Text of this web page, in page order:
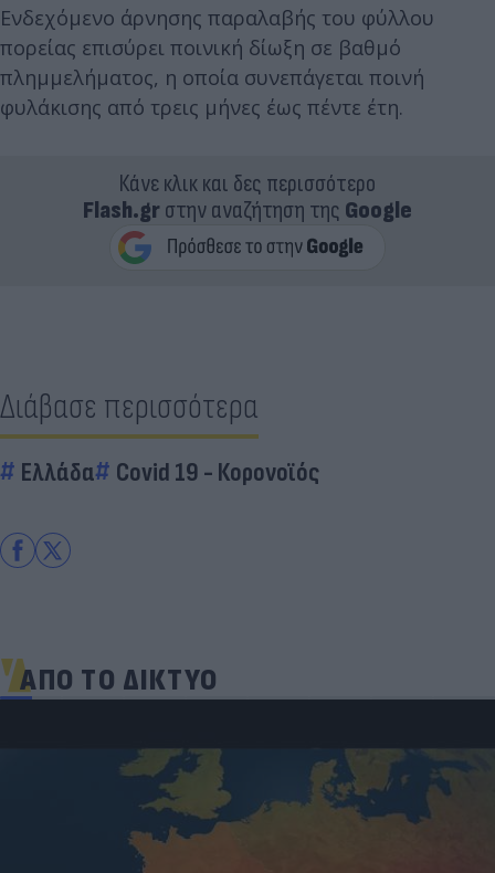
Ενδεχόμενο άρνησης παραλαβής του φύλλου
πορείας επισύρει ποινική δίωξη σε βαθμό
πλημμελήματος, η οποία συνεπάγεται ποινή
φυλάκισης από τρεις μήνες έως πέντε έτη.
Κάνε κλικ και δες περισσότερο
Flash.grστην αναζήτηση της Google
Διάβασε περισσότερα
Ελλάδα Covid 19 - Κορονοϊός
ΑΠΟ ΤΟ ΔΙΚΤΥΟ